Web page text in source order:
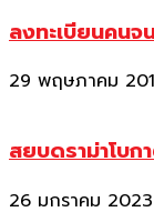
ลงทะเบียนคนจ
29 พฤษภาคม
สยบดราม่าโบ
26 มกราคม 2023